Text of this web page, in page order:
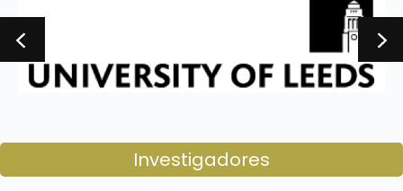
Investigadores